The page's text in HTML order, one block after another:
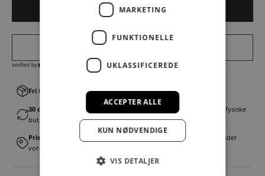
LÆG I KURV
Fri fragt v. køb over 499,00 kr.│Levering 1-3 hverdage
30 dages fortrydelsesret
│Byt eller returner gratis i en af vores fysiske
butikker
Prismatch
│Vi tilbyder landsdækkende prisgaranti. Læs mere under
vores FAQ
MARKETING
FUNKTIONELLE
UKLASSIFICEREDE
ACCEPTER ALLE
KUN NØDVENDIGE
VIS DETALJER